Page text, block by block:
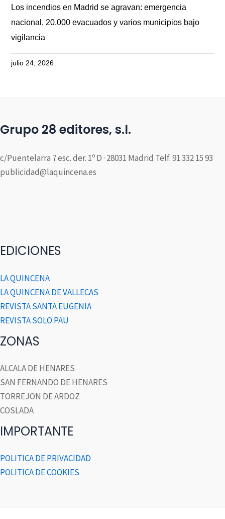
Los incendios en Madrid se agravan: emergencia
nacional, 20.000 evacuados y varios municipios bajo
vigilancia
julio 24, 2026
Grupo 28 editores, s.l.
c/Puentelarra 7 esc. der. 1º D · 28031 Madrid Telf. 91 332 15 93
publicidad@laquincena.es
EDICIONES
LA QUINCENA
LA QUINCENA DE VALLECAS
REVISTA SANTA EUGENIA
REVISTA SOLO PAU
ZONAS
ALCALA DE HENARES
SAN FERNANDO DE HENARES
TORREJON DE ARDOZ
COSLADA
IMPORTANTE
POLITICA DE PRIVACIDAD
POLITICA DE COOKIES